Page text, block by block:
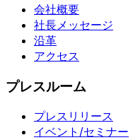
会社概要
社長メッセージ
沿革
アクセス
プレスルーム
プレスリリース
イベント/セミナー